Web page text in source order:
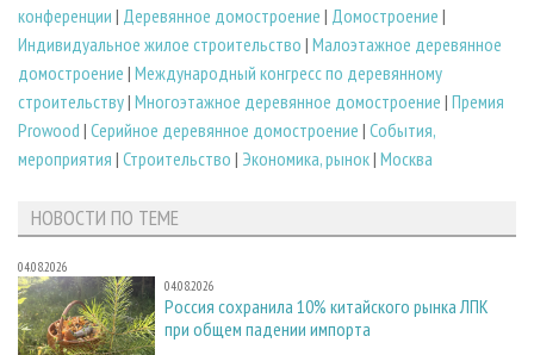
конференции | Деревянное домостроение | Домостроение |
Индивидуальное жилое строительство | Малоэтажное деревянное
домостроение | Международный конгресс по деревянному
строительству| Многоэтажное деревянное домостроение | Премия
Prowood | Серийное деревянное домостроение | События,
мероприятия | Строительство | Экономика, рынок| Москва
НОВОСТИ ПО ТЕМЕ
04.08.2026
04.08.2026
Россия сохранила 10% китайского рынка ЛПК
при общем падении импорта